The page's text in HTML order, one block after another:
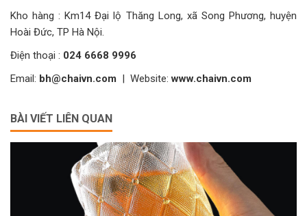
Kho hàng : Km14 Đại lộ Thăng Long, xã Song Phương, huyện
Hoài Đức, TP Hà Nội.
Điện thoại : 024 6668 9996
Email: bh@chaivn.com | Website:www.chaivn.com
BÀI VIẾT LIÊN QUAN